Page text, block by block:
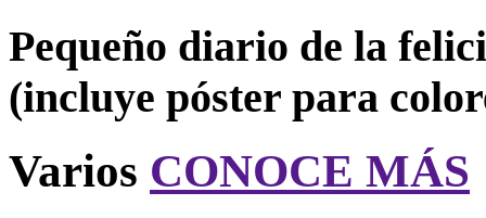
Pequeño diario de la
(incluye póster para
Varios CONOCE MÁS